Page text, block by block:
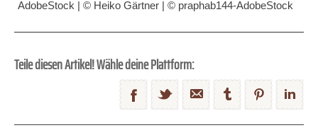
AdobeStock | © Heiko Gärtner | © praphab144-AdobeStock
Teile diesen Artikel! Wähle deine Plattform: